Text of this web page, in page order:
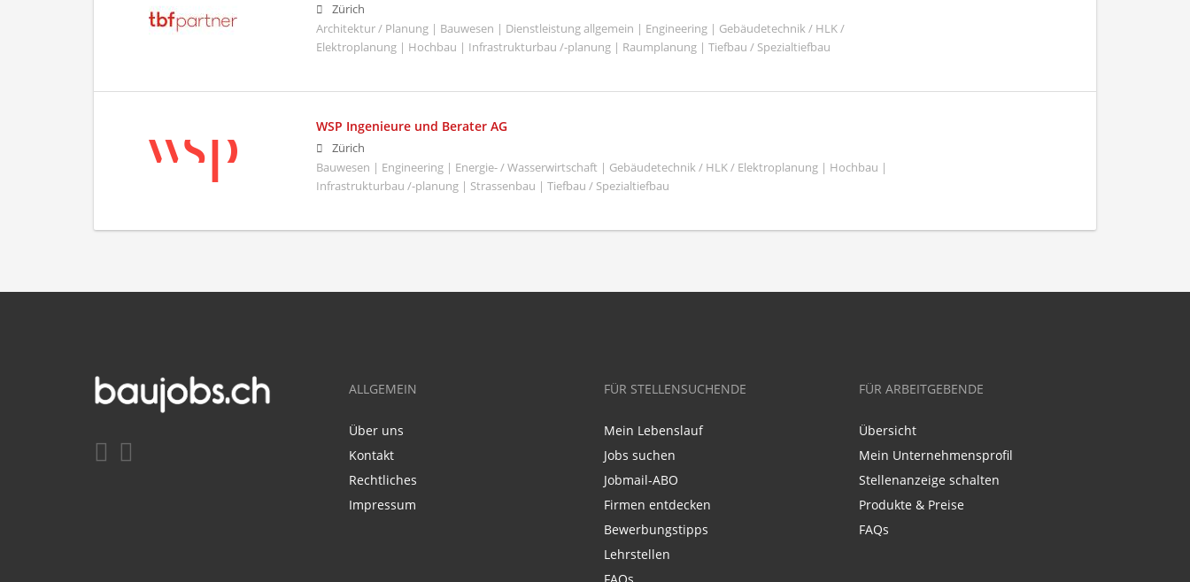
Zürich
Architektur / Planung | Bauwesen | Dienstleistung allgemein | Engineering | Gebäudetechnik / HLK /
Elektroplanung | Hochbau | Infrastrukturbau /-planung | Raumplanung | Tiefbau / Spezialtiefbau
WSP Ingenieure und Berater AG
Zürich
Bauwesen | Engineering | Energie- / Wasserwirtschaft | Gebäudetechnik / HLK / Elektroplanung | Hochbau |
Infrastrukturbau /-planung | Strassenbau | Tiefbau / Spezialtiefbau
ALLGEMEIN
Über uns
Kontakt
Rechtliches
Impressum
FÜR STELLENSUCHENDE
Mein Lebenslauf
Jobs suchen
Jobmail-ABO
Firmen entdecken
Bewerbungstipps
Lehrstellen
FÜR ARBEITGEBENDE
Übersicht
Mein Unternehmensprofil
Stellenanzeige schalten
Produkte & Preise
FAQs